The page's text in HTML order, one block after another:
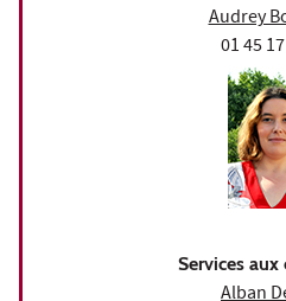
Audrey
01 45
Services aux
Alban